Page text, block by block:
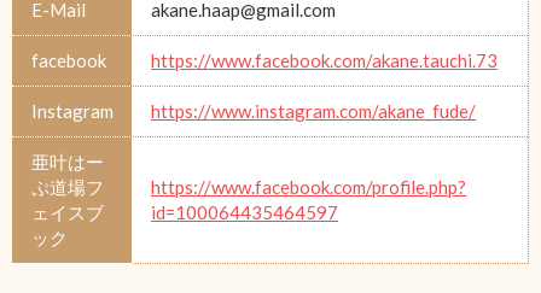
E-Mail akane.haap@gmail.com
facebook https://www.facebook.com/akane.tauchi.73
Instagram https://www.instagram.com/akane_fude/
亜叶はー
ぷ道場フ
ェイスブ
ック
https://www.facebook.com/profile.php?
id=100064435464597